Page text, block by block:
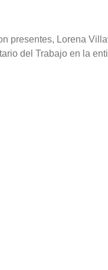
presentes, Lorena
del Trabajo en la